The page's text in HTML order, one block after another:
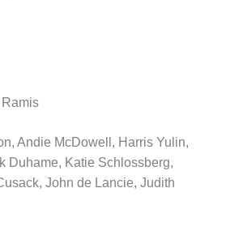
Ramis
Andie McDowell, Harris Yulin,
Duhame, Katie Schlossberg,
John de Lancie, Judith